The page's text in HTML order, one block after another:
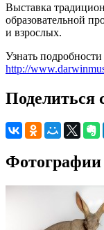
Выставка
образовательной
и взрослых.
Узнать
http://
Поделиться